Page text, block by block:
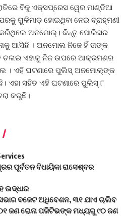
ବିଜୁ ଏକ୍ସପ୍ରେସ ୱେର ମାଣ୍ଡିଆ
ଗୁଳିମାଡ଼ ହୋଇଥିବା ନେଇ ବ୍ରାହ୍ମଣୀ
ଅନମୋଲ୍। କିନ୍ତୁ ପୋଲିସର
ଆସିଛି । ଅନମୋଲ ନିଜେ ହିଁ ତାଙ୍କ
ଏହାକୁ ନିଜ ଉପରେ ଆକ୍ରମଣର
। ଏହି ଘଟଣାରେ ପୁଲିସ୍ ଅନମୋଲ୍ଙ୍କ
ସହିତ ଏହି ଘଟଣାରେ ପୁଲିସ୍ ୮
କରୁଛି।
ପୂର୍ବତନ ବିଧାୟିକା ରାସେଶ୍ବର
ଉଦ୍ଧାର
ବଜେଟ ଅଧିବେଶନ, ୩୧ ଯାଏ ଚାଲିବ
ଜଣ ରୋନା ପଜିଟିଭଙ୍କ ମଧ୍ୟରୁ ୯୦ ଜଣ